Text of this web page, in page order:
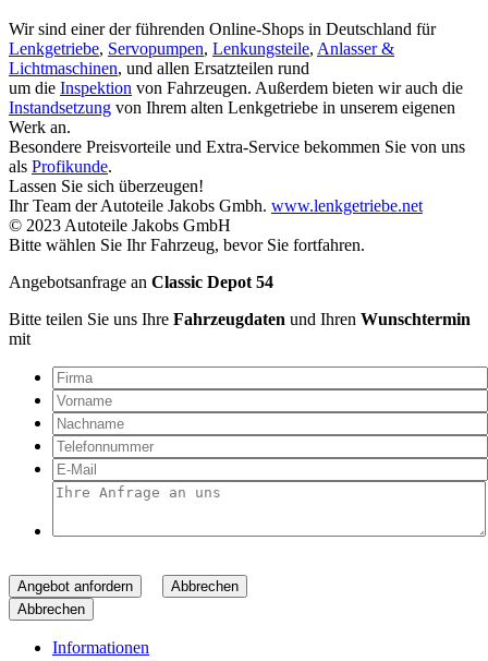
Wir sind einer der führenden Online-Shops in Deutschland für
Lenkgetriebe, Servopumpen, Lenkungsteile, Anlasser &
Lichtmaschinen, und allen Ersatzteilen rund
um die Inspektion von Fahrzeugen. Außerdem bieten wir auch die
Instandsetzung von Ihrem alten Lenkgetriebe in unserem eigenen
Werk an.
Besondere Preisvorteile und Extra-Service bekommen Sie von uns
als Profikunde.
Lassen Sie sich überzeugen!
Ihr Team der Autoteile Jakobs Gmbh. www.lenkgetriebe.net
© 2023 Autoteile Jakobs GmbH
Bitte wählen Sie Ihr Fahrzeug, bevor Sie fortfahren.
Angebotsanfrage an Classic Depot 54
Bitte teilen Sie uns Ihre Fahrzeugdaten und Ihren Wunschtermin
mit
Angebot anfordern
Abbrechen
Abbrechen
Informationen